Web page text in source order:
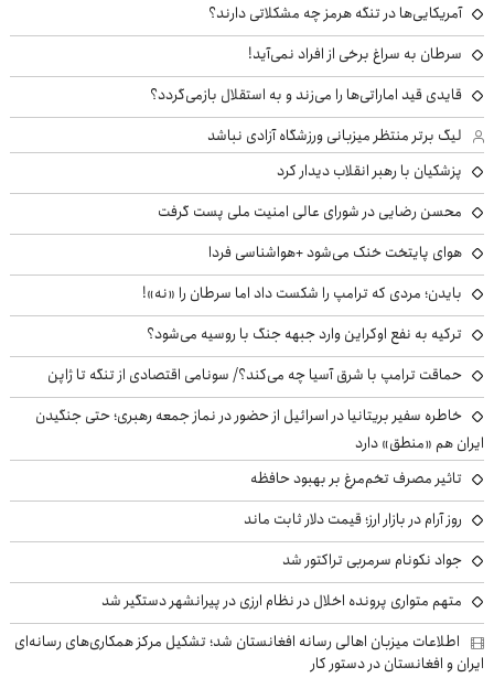
آمریکایی‌ها در تنگه هرمز چه مشکلاتی دارند؟
سرطان به سراغ برخی از افراد نمی‌آید!
قایدی قید اماراتی‌ها را می‌زند و به استقلال بازمی‌گردد؟
لیگ برتر منتظر میزبانی ورزشگاه آزادی نباشد
پزشکیان با رهبر انقلاب دیدار کرد
محسن رضایی در شورای عالی امنیت ملی پست گرفت
هوای پایتخت خنک می‌شود +هواشناسی فردا
بایدن؛ مردی که ترامپ را شکست داد اما سرطان را «نه»!
ترکیه به نفع اوکراین وارد جبهه جنگ با روسیه می‌شود؟
حماقت ترامپ با شرق آسیا چه می‌کند؟/ سونامی اقتصادی از تنگه تا ژاپن
خاطره سفیر بریتانیا در اسرائیل از حضور در نماز جمعه رهبری؛ حتی جنگیدن
ایران هم «منطق» دارد
تاثیر مصرف تخم‌مرغ بر بهبود حافظه
روز آرام در بازار ارز؛ قیمت دلار ثابت ماند
جواد نکونام سرمربی تراکتور شد
متهم متواری پرونده اخلال در نظام ارزی در پیرانشهر دستگیر شد
اطلاعات میزبان اهالی رسانه افغانستان شد؛ تشکیل مرکز همکاری‌های رسانه‌ای
ایران و افغانستان در دستور کار